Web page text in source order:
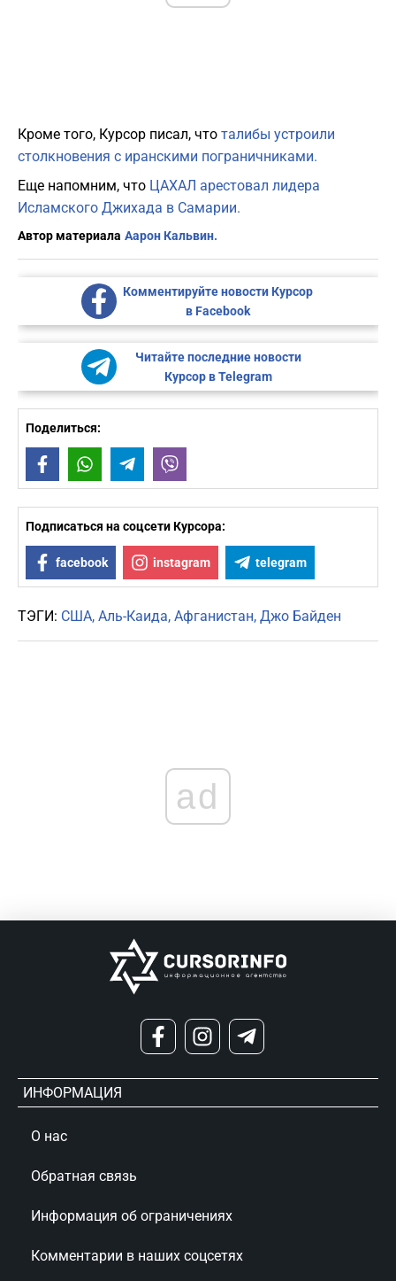
Кроме того, Курсор писал, что талибы устроили
столкновения с иранскими пограничниками.
Еще напомним, что ЦАХАЛ арестовал лидера
Исламского Джихада в Самарии.
Автор материала Аарон Кальвин.
Комментируйте новости Курсор
в Facebook
Читайте последние новости
Курсор в Telegram
Поделиться:
FacebookWhatsAppTelegram
Подписаться на соцсети Курсора:
facebook instagram telegram
ТЭГИ: США Аль-Каида Афганистан Джо Байден
ad
ИНФОРМАЦИЯ
О нас
Обратная связь
Информация об ограничениях
Комментарии в наших соцсетях